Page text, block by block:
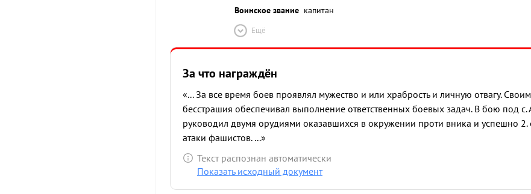
Воинское звание капитан
Ещё
За что награждён
«... За все время боев проявлял мужество и или храбрость и личную отвагу.
бесстрашия обеспечивал выполнение ответственных боевых задач. В бою под с.
руководил двумя орудиями оказавшихся в окружении проти вника и успешно
атаки фашистов. ...»
Текст распознан автоматически
Показать исходный документ